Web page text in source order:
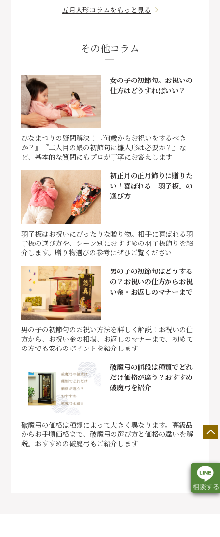
五月人形コラムをもっと見る
その他コラム
女の子の初節句。お祝いの
仕方はどうすればいい？
ひなまつりの疑問解決！『何歳からお祝いをするべき
か？』『二人目の娘の初節句に雛人形は必要か？』な
ど、基本的な質問にもプロが丁寧にお答えします
初正月の正月飾りに贈りた
い！喜ばれる「羽子板」の
選び方
羽子板はお祝いにぴったりな贈り物。相手に喜ばれる羽
子板の選び方や、シーン別におすすめの羽子板飾りを紹
介します。贈り物選びの参考にぜひご覧ください
男の子の初節句はどうする
の？お祝いの仕方からお祝
い金・お返しのマナーまで
男の子の初節句のお祝い方法を詳しく解説！お祝いの仕
方から、お祝い金の相場、お返しのマナーまで、初めて
の方でも安心のポイントを紹介します
破魔弓の値段は種類でどれ
だけ価格が違う？おすすめ
破魔弓を紹介
破魔弓の価格は種類によって大きく異なります。高級品
からお手頃価格まで、破魔弓の選び方と価格の違いを解
説。おすすめの破魔弓もご紹介します